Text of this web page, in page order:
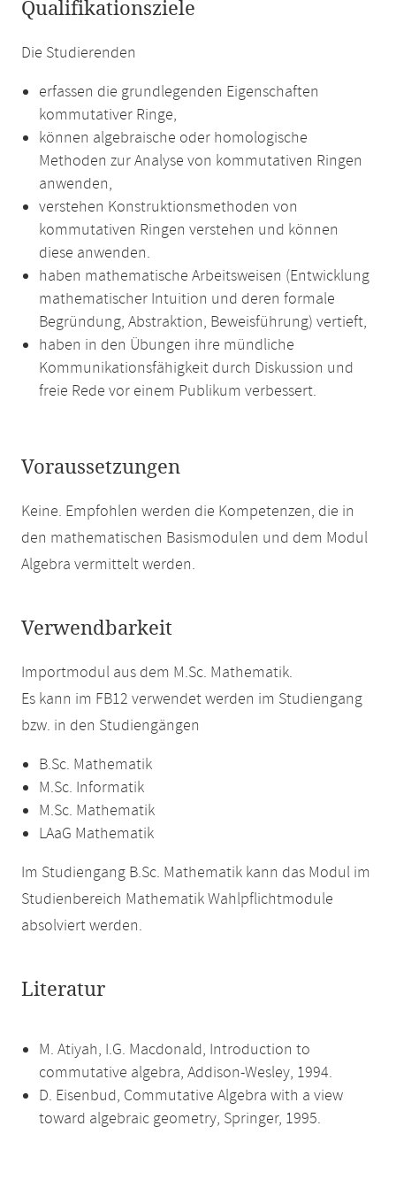
Qualifikationsziele
Die Studierenden
erfassen die grundlegenden Eigenschaften
kommutativer Ringe,
können algebraische oder homologische
Methoden zur Analyse von kommutativen Ringen
anwenden,
verstehen Konstruktionsmethoden von
kommutativen Ringen verstehen und können
diese anwenden.
haben mathematische Arbeitsweisen (Entwicklung
mathematischer Intuition und deren formale
Begründung, Abstraktion, Beweisführung) vertieft,
haben in den Übungen ihre mündliche
Kommunikationsfähigkeit durch Diskussion und
freie Rede vor einem Publikum verbessert.
Voraussetzungen
Keine. Empfohlen werden die Kompetenzen, die in
den mathematischen Basismodulen und dem Modul
Algebra vermittelt werden.
Verwendbarkeit
Importmodul aus dem M.Sc. Mathematik.
Es kann im FB12 verwendet werden im Studiengang
bzw. in den Studiengängen
B.Sc. Mathematik
M.Sc. Informatik
M.Sc. Mathematik
LAaG Mathematik
Im Studiengang B.Sc. Mathematik kann das Modul im
Studienbereich Mathematik Wahlpflichtmodule
absolviert werden.
Literatur
M. Atiyah, I.G. Macdonald, Introduction to
commutative algebra, Addison-Wesley, 1994.
D. Eisenbud, Commutative Algebra with a view
toward algebraic geometry, Springer, 1995.